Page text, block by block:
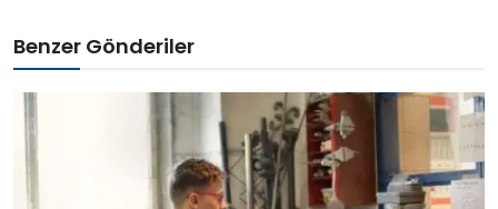
Benzer Gönderiler